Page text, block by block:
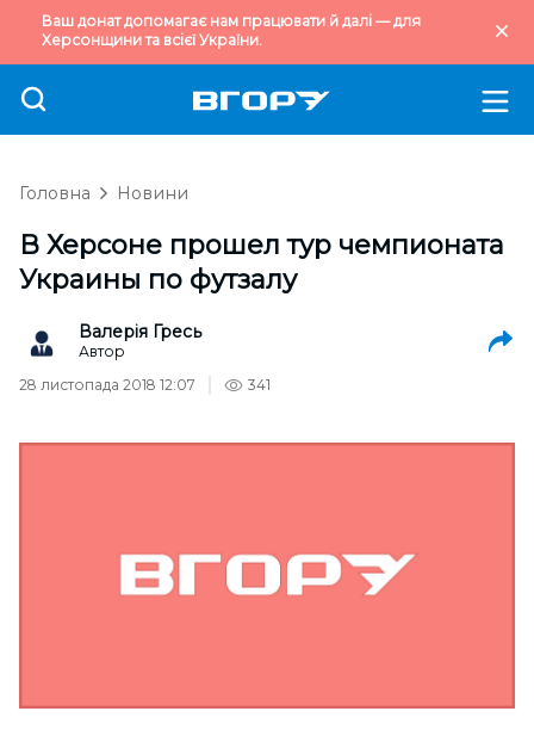
Ваш донат допомагає нам працювати й далі — для
Херсонщини та всієї України.
Головна Новини
В Херсоне прошел тур чемпионата
Украины по футзалу
Валерія Гресь
Автор
28 листопада 2018 12:07
341